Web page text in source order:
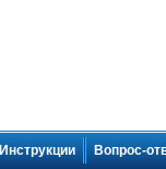
Инструкции Вопрос-